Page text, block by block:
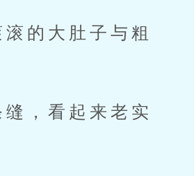
的大肚子与粗
，看起来老实